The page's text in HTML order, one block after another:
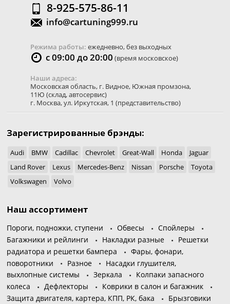
8-925-575-86-11
info@cartuning999.ru
Режима работы: ежедневно, без выходных
с 09:00 до 20:00 (время московское)
Наши адреса:
Московская область, г. Видное, Южная промзона,
11Ю (склад, автосервис)
г. Москва,ул. Иркутская, 1 (представительство)
Зарегистрированные брэнды:
Audi BMW Cadillac Chevrolet Great-Wall Honda
Jaguar
Land Rover
Lexus Mercedes-Benz Nissan Porsche
Toyota
Volkswagen
Volvo
Наш ассортимент
Пороги, подножки, ступени Обвесы
Спойлеры
Багажники и рейлинги
Накладки разные
Решетки
радиатора и решетки бампера
Фары, фонари,
поворотники
Разное
Насадки глушителя,
выхлопные системы
Зеркала
Колпаки запасного
колеса
Дефлекторы
Коврики в салон и багажник
Защита двигателя, картера, КПП, РК, бака
Брызговики